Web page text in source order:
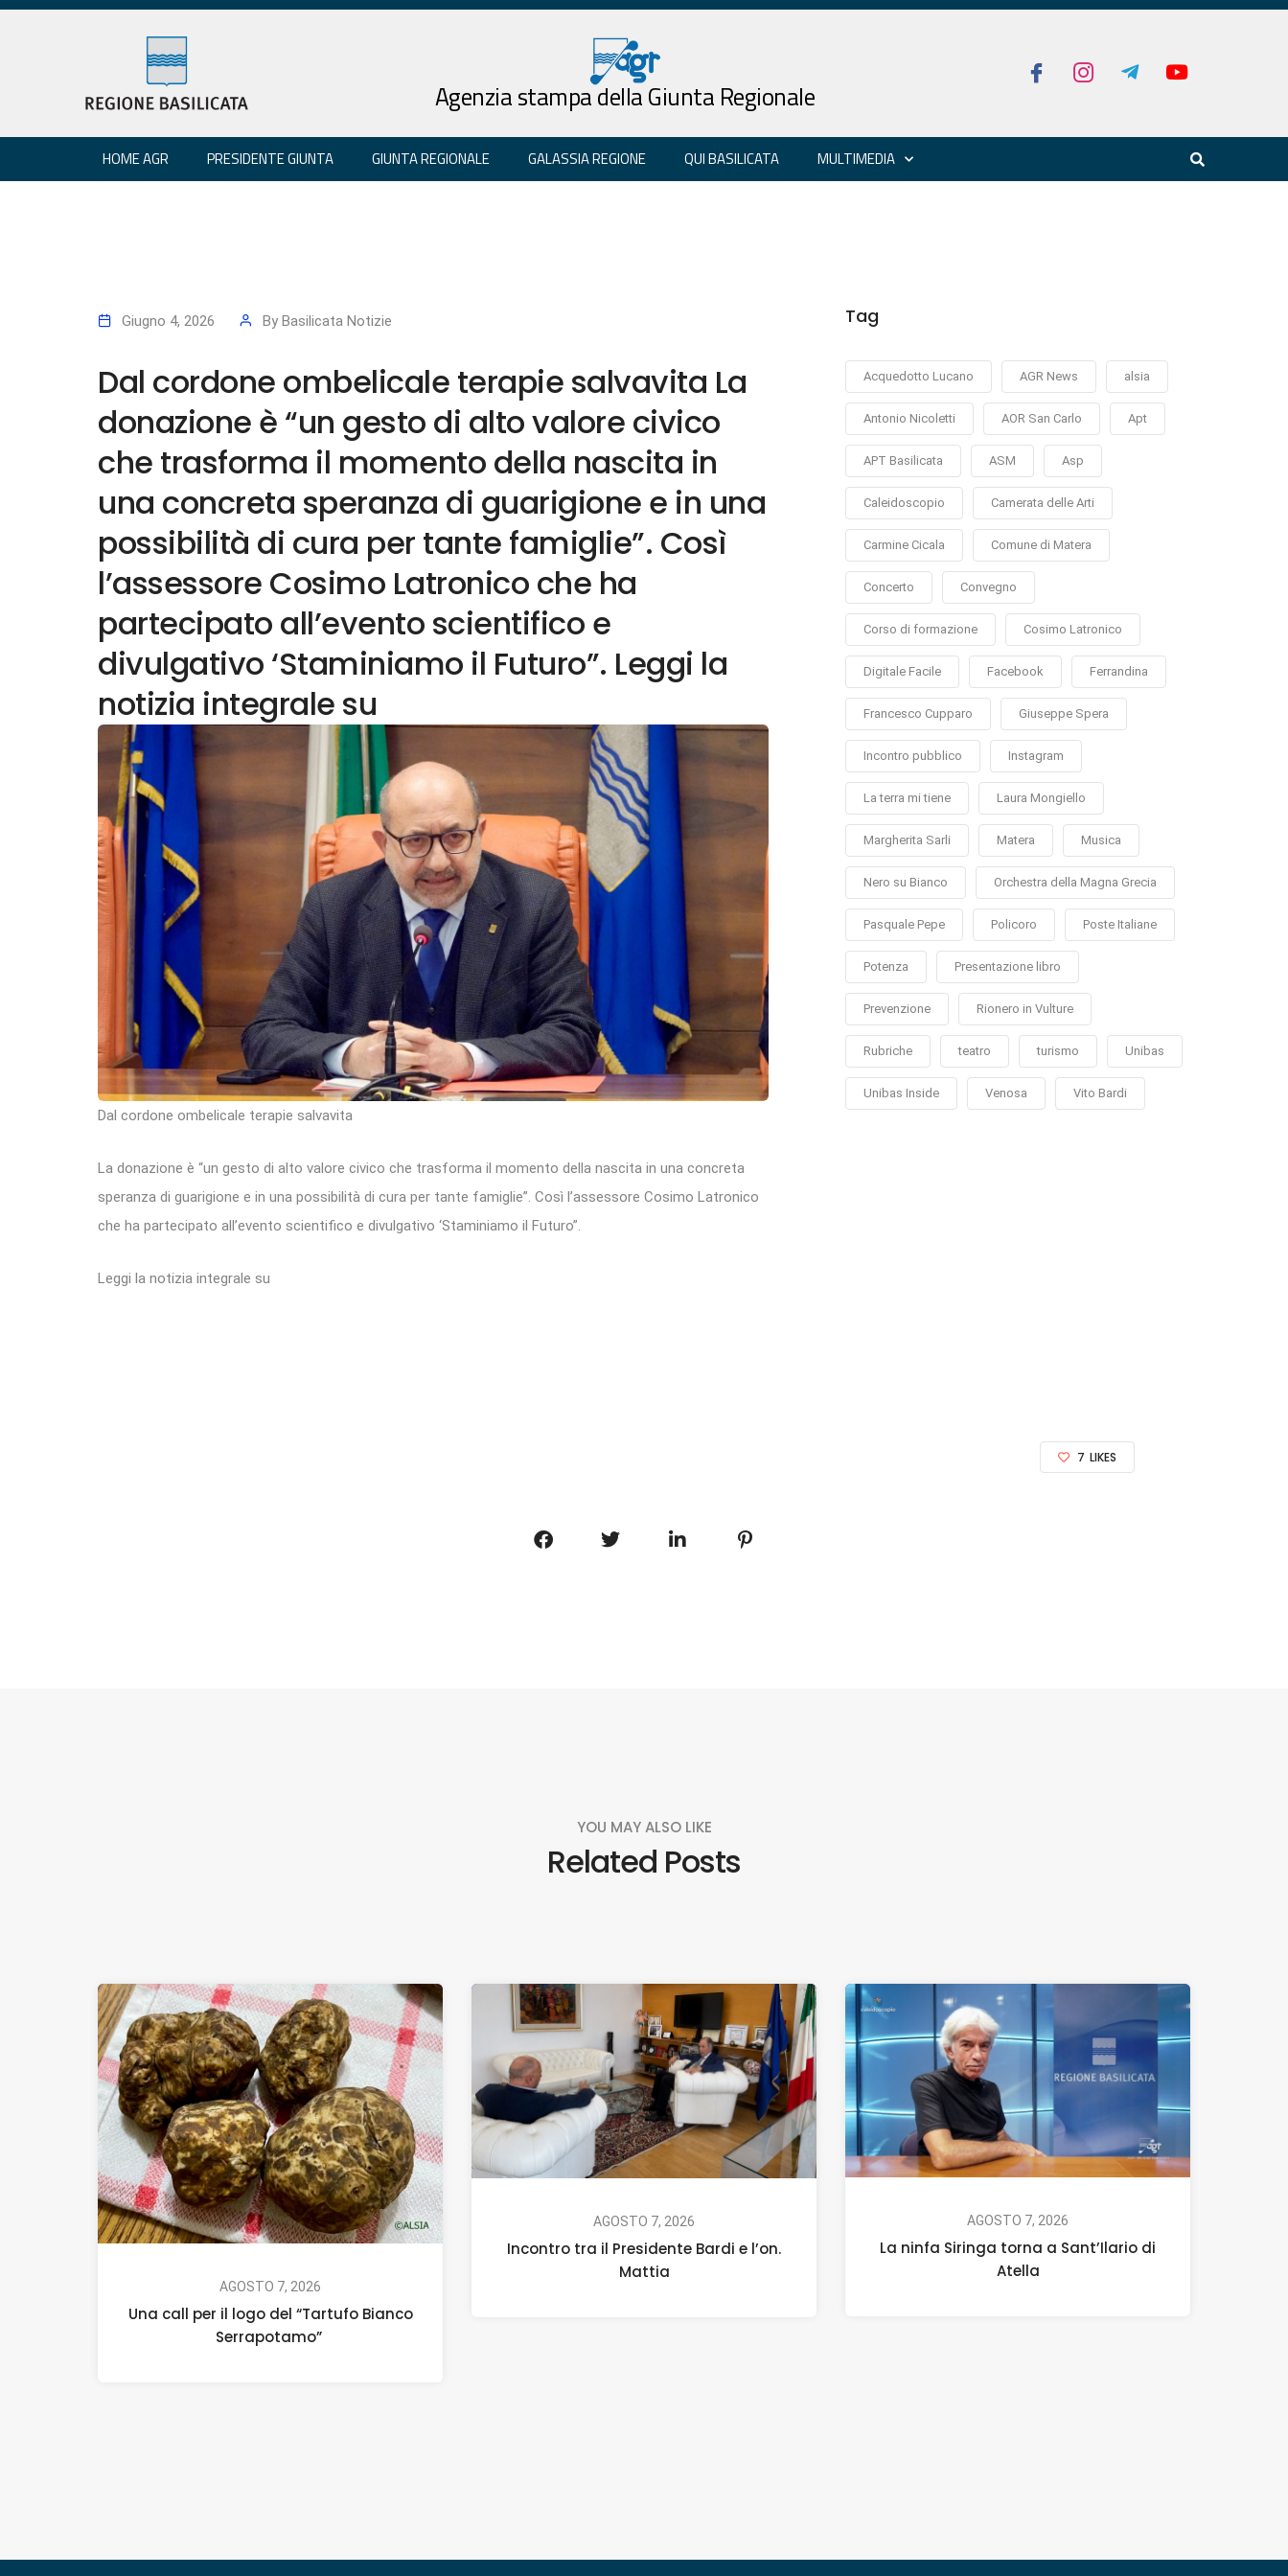
Agenzia stampa della Giunta Regionale
HOME AGR PRESIDENTE GIUNTA GIUNTA REGIONALE GALASSIA REGIONE QUI BASILICATA MULTIMEDIA
Giugno 4, 2026 By Basilicata Notizie
Dal cordone ombelicale terapie salvavita La
donazione è “un gesto di alto valore civico
che trasforma il momento della nascita in
una concreta speranza di guarigione e in una
possibilità di cura per tante famiglie”. Così
l’assessore Cosimo Latronico che ha
partecipato all’evento scientifico e
divulgativo ‘Staminiamo il Futuro”. Leggi la
notizia integrale su
Dal cordone ombelicale terapie salvavita
La donazione è “un gesto di alto valore civico che trasforma il momento della nascita in una concreta
speranza di guarigione e in una possibilità di cura per tante famiglie”. Così l’assessore Cosimo Latronico
che ha partecipato all’evento scientifico e divulgativo ‘Staminiamo il Futuro”.
Leggi la notizia integrale su
Tag
Acquedotto Lucano AGR News alsia
Antonio Nicoletti AOR San Carlo Apt
APT Basilicata ASM Asp
Caleidoscopio Camerata delle Arti
Carmine Cicala Comune di Matera
Concerto Convegno
Corso di formazione Cosimo Latronico
Digitale Facile Facebook Ferrandina
Francesco Cupparo Giuseppe Spera
Incontro pubblico Instagram
La terra mi tiene Laura Mongiello
Margherita Sarli Matera Musica
Nero su Bianco Orchestra della Magna Grecia
Pasquale Pepe Policoro Poste Italiane
Potenza Presentazione libro
Prevenzione Rionero in Vulture
Rubriche teatro turismo Unibas
Unibas Inside Venosa Vito Bardi
7 LIKES
YOU MAY ALSO LIKE
Related Posts
AGOSTO 7, 2026
Una call per il logo del “Tartufo Bianco
Serrapotamo”
AGOSTO 7, 2026
Incontro tra il Presidente Bardi e l’on.
Mattia
AGOSTO 7, 2026
La ninfa Siringa torna a Sant’Ilario di
Atella